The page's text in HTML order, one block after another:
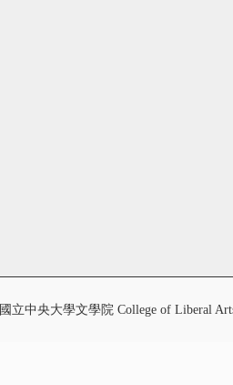
國立中央大學文學院 College of Liberal